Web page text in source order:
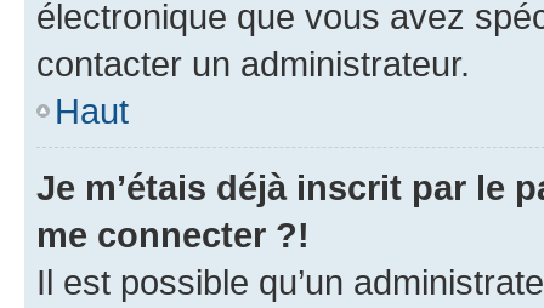
électronique que vous avez
contacter un administrateur.
Haut
Je m’étais déjà inscrit par le
me connecter ?!
Il est possible qu’un